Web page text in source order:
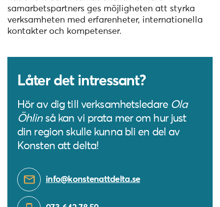
samarbetspartners ges möjligheten att styrka
verksamheten med erfarenheter, internationella
kontakter och kompetenser.
Låter det intressant?
Hör av dig till verksamhetsledare Ola
Öhlinså kan vi prata mer om hur just
din region skulle kunna bli en del av
Konsten att delta!
info@konstenattdelta.se